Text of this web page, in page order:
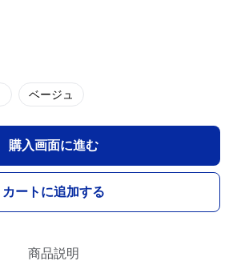
ベージュ
購入画面に進む
カートに追加する
商品説明